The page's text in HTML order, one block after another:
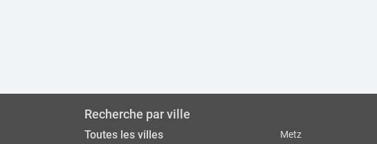
Recherche par ville
Toutes les villes
Metz